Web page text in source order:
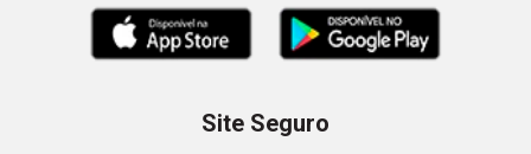
Site Seguro